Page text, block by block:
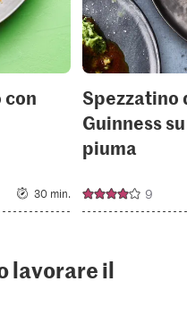
30 min.
Spezzatino
Guinness
piuma
9
lavorare il